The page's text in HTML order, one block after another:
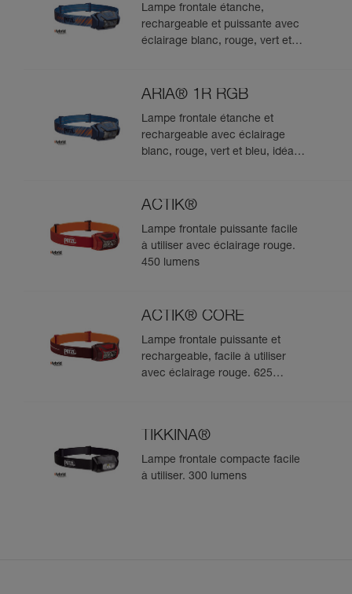
Lampe frontale étanche,
rechargeable et puissante avec
éclairage blanc, rouge, vert et
625 lumens
ARIA® 1R RGB
Lampe frontale étanche et
rechargeable avec éclairage
blanc, rouge, vert et bleu, idéale
ACTIK®
Lampe frontale puissante facile
à utiliser avec éclairage rouge.
450 lumens
ACTIK® CORE
Lampe frontale puissante et
rechargeable, facile à utiliser
avec éclairage rouge. 625
TIKKINA®
Lampe frontale compacte facile
à utiliser. 300 lumens